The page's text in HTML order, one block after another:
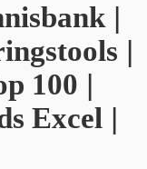
|
|
100 |
Excel |